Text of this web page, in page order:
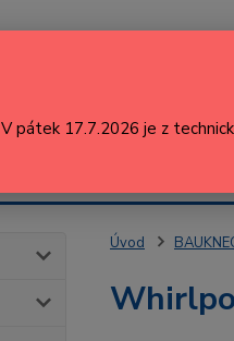
Úvod
V pátek 17.7.2026 je z